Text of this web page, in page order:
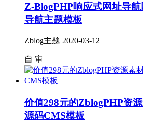
Z-BlogPHP响应式网址导
导航主题模板
Zblog主题 2020-03-12
自 审
价值298元的ZblogPHP资
源码CMS模板